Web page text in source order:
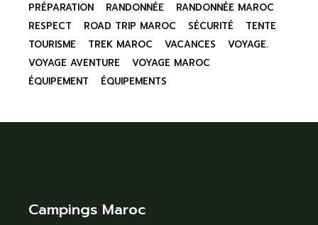
PRÉPARATION
RANDONNÉE
RANDONNÉE MAROC
RESPECT
ROAD TRIP MAROC SÉCURITÉ
TENTE
TOURISME
TREK MAROC VACANCES
VOYAGE.
VOYAGE AVENTURE
VOYAGE MAROC
ÉQUIPEMENT
ÉQUIPEMENTS
Campings Maroc